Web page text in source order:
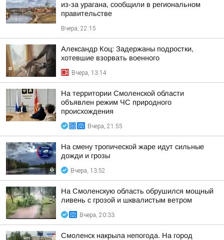
из-за урагана, сообщили в региональном
правительстве
Вчера, 22:15
Александр Коц: Задержаны подростки,
хотевшие взорвать военного
Вчера, 13:14
На территории Смоленской области
объявлен режим ЧС природного
происхождения
Вчера, 21:55
На смену тропической жаре идут сильные
дожди и грозы
Вчера, 13:52
На Смоленскую область обрушился мощный
ливень с грозой и шквалистым ветром
Вчера, 20:33
Смоленск накрыла непогода. На город